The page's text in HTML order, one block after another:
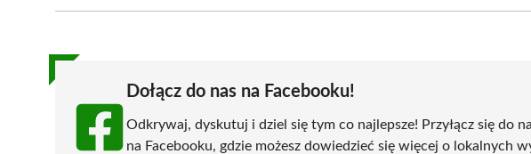
(Twitter)
Dołącz do nas na Facebooku!
Odkrywaj, dyskutuj i dziel się tym co najlepsze! Przyłącz się do
na Facebooku, gdzie możesz dowiedzieć się więcej o lokalnych